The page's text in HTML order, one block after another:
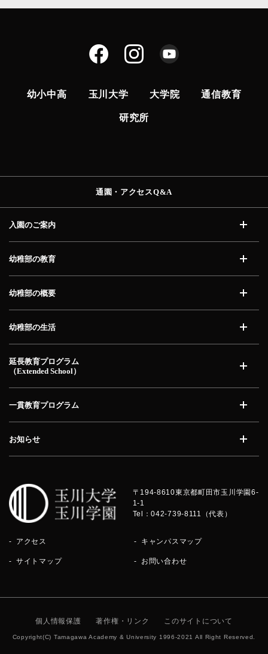
幼小中高 玉川大学 大学院 通信教育
研究所
通園・アクセスQ&A
入園のご案内
幼稚部の教育
幼稚部の概要
幼稚部の生活
延長教育プログラム
（Extended School）
一貫教育プログラム
お知らせ
〒194-8610東京都町田市玉川学園6-
1-1
Tel：042-739-8111（代表）
アクセス キャンパスマップ
サイトマップ お問い合わせ
個人情報保護 著作権・リンク このサイトについて
Copyright(C) Tamagawa Academy & University 1996-2021 All Right Reserved.